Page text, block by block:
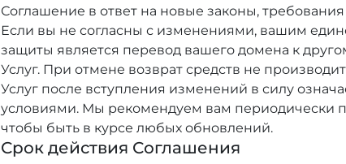
Соглашение в ответ на новые законы,
Если вы не согласны с изменениями, вашим
защиты является перевод вашего домена к
Услуг. При отмене возврат средств не
Услуг после вступления изменений в силу
условиями. Мы рекомендуем вам периодически
чтобы быть в курсе любых обновлений.
Срок действия Соглашения